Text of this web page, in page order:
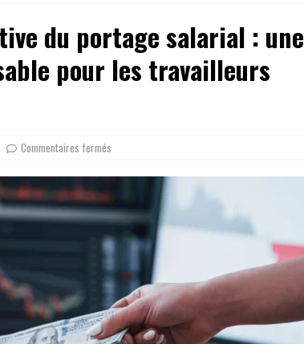
du portage salarial : une
pour les travailleurs
Commentaires fermés